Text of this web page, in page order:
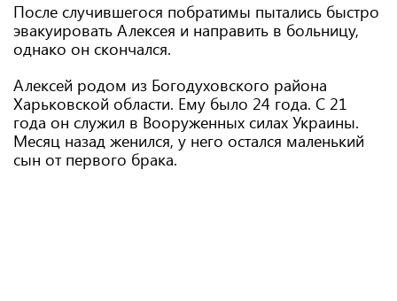
После случившегося побратимы пытались быстро
эвакуировать Алексея и направить в больницу,
однако он скончался.
Алексей родом из Богодуховского района
Харьковской области. Ему было 24 года. С 21
года он служил в Вооруженных силах Украины.
Месяц назад женился, у него остался маленький
сын от первого брака.